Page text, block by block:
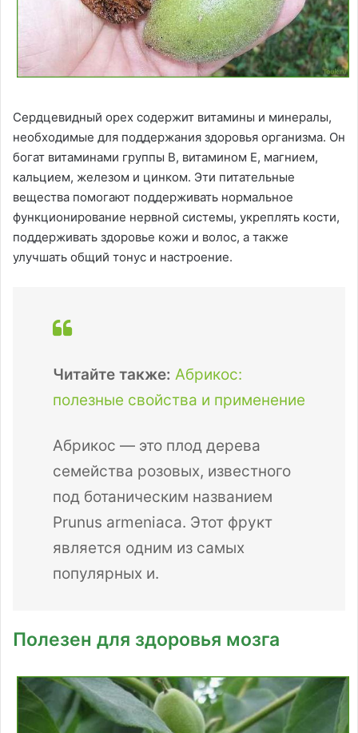
Сердцевидный орех содержит витамины и минералы,
необходимые для поддержания здоровья организма. Он
богат витаминами группы В, витамином Е, магнием,
кальцием, железом и цинком. Эти питательные
вещества помогают поддерживать нормальное
функционирование нервной системы, укреплять кости,
поддерживать здоровье кожи и волос, а также
улучшать общий тонус и настроение.
Читайте также: Абрикос:
полезные свойства и применение
Абрикос — это плод дерева
семейства розовых, известного
под ботаническим названием
Prunus armeniaca. Этот фрукт
является одним из самых
популярных и.
Полезен для здоровья мозга